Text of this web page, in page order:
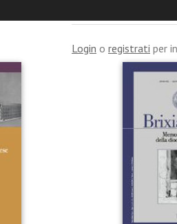
Login o registrati per